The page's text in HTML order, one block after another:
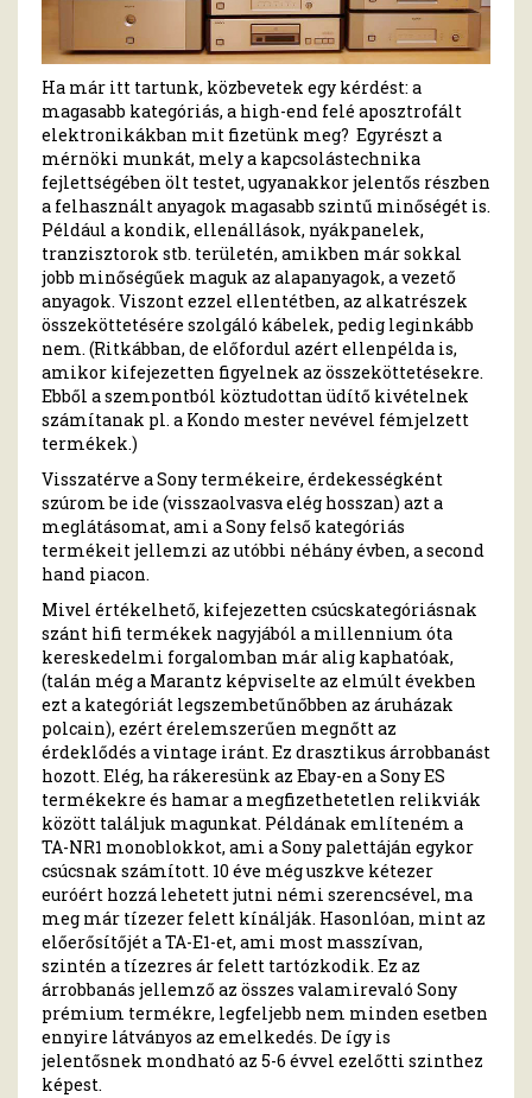
Ha már itt tartunk, közbevetek egy kérdést: a
magasabb kategóriás, a high-end felé aposztrofált
elektronikákban mit fizetünk meg? Egyrészt a
mérnöki munkát, mely a kapcsolástechnika
fejlettségében ölt testet, ugyanakkor jelentős részben
a felhasznált anyagok magasabb szintű minőségét is.
Például a kondik, ellenállások, nyákpanelek,
tranzisztorok stb. területén, amikben már sokkal
jobb minőségűek maguk az alapanyagok, a vezető
anyagok. Viszont ezzel ellentétben, az alkatrészek
összeköttetésére szolgáló kábelek, pedig leginkább
nem. (Ritkábban, de előfordul azért ellenpélda is,
amikor kifejezetten figyelnek az összeköttetésekre.
Ebből a szempontból köztudottan üdítő kivételnek
számítanak pl. a Kondo mester nevével fémjelzett
termékek.)
Visszatérve a Sony termékeire, érdekességként
szúrom be ide (visszaolvasva elég hosszan) azt a
meglátásomat, ami a Sony felső kategóriás
termékeit jellemzi az utóbbi néhány évben, a second
hand piacon.
Mivel értékelhető, kifejezetten csúcskategóriásnak
szánt hifi termékek nagyjából a millennium óta
kereskedelmi forgalomban már alig kaphatóak,
(talán még a Marantz képviselte az elmúlt években
ezt a kategóriát legszembetűnőbben az áruházak
polcain), ezért érelemszerűen megnőtt az
érdeklődés a vintage iránt. Ez drasztikus árrobbanást
hozott. Elég, ha rákeresünk az Ebay-en a Sony ES
termékekre és hamar a megfizethetetlen relikviák
között találjuk magunkat. Példának említeném a
TA-NR1 monoblokkot, ami a Sony palettáján egykor
csúcsnak számított. 10 éve még uszkve kétezer
euróért hozzá lehetett jutni némi szerencsével, ma
meg már tízezer felett kínálják. Hasonlóan, mint az
előerősítőjét a TA-E1-et, ami most masszívan,
szintén a tízezres ár felett tartózkodik. Ez az
árrobbanás jellemző az összes valamirevaló Sony
prémium termékre, legfeljebb nem minden esetben
ennyire látványos az emelkedés. De így is
jelentősnek mondható az 5-6 évvel ezelőtti szinthez
képest.